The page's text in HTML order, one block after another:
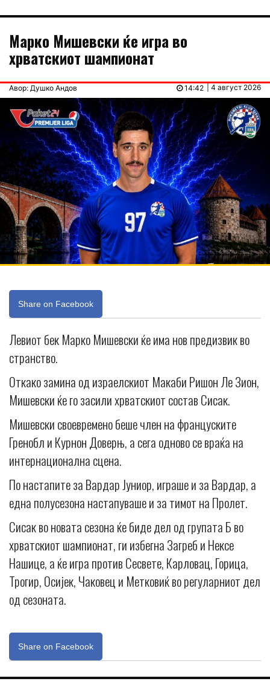
Марко Мишевски ќе игра во
хрватскиот шампионат
Авор: Душко Андов | 4 август 2026
14:42
Share on Facebook
Левиот бек Марко Мишевски ќе има нов предизвик во
странство.
Откако замина од израелскиот Макаби Ришон Ле Зион,
Мишевски ќе го засили хрватскиот состав Сисак.
Мишевски своевремено беше член на француските
Гренобл и Курнон Доверњ, а сега одново се враќа на
интернационална сцена.
По настапите за Вардар Јуниор, играше и за Вардар, а
една полусезона настапуваше и за тимот на Пролет.
Сисак во новата сезона ќе биде дел од групата Б во
хрватскиот шампионат, ги избегна Загреб и Нексе
Нашице, а ќе игра против Сесвете, Карловац, Горица,
Трогир, Осијек, Чаковец и Метковиќ во регуларниот дел
од сезоната.
Share on Facebook